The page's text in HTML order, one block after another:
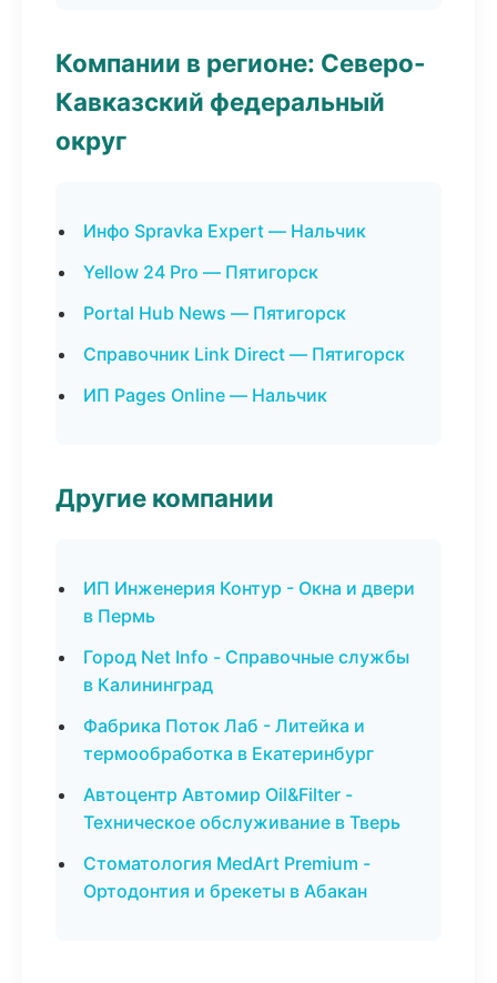
Компании в регионе: Северо-
Кавказский федеральный
округ
Инфо Spravka Expert — Нальчик
Yellow 24 Pro — Пятигорск
Portal Hub News — Пятигорск
Справочник Link Direct — Пятигорск
ИП Pages Online — Нальчик
Другие компании
ИП Инженерия Контур - Окна и двери
в Пермь
Город Net Info - Справочные службы
в Калининград
Фабрика Поток Лаб - Литейка и
термообработка в Екатеринбург
Автоцентр Автомир Oil&Filter -
Техническое обслуживание в Тверь
Стоматология MedArt Premium -
Ортодонтия и брекеты в Абакан